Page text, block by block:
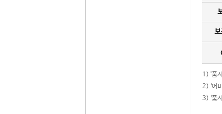
보
1) '품
2) ‘어
3) ‘품